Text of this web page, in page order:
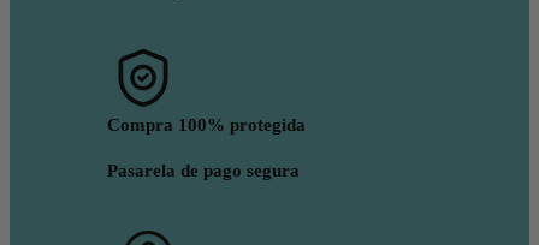
Compra 100% protegida
Pasarela de pago segura